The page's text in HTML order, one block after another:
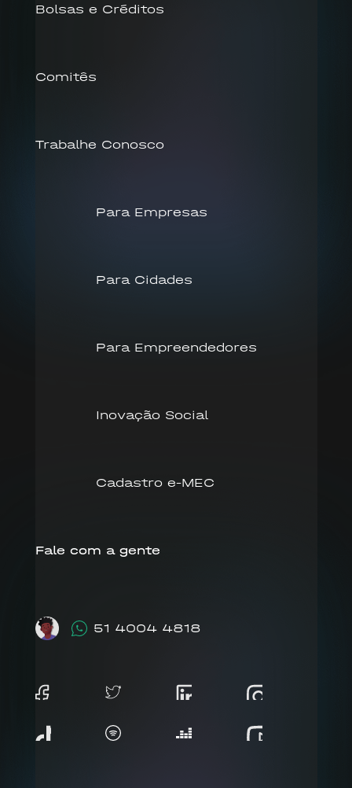
Bolsas e Créditos
Comitês
Trabalhe Conosco
Para Empresas
Para Cidades
Para Empreendedores
Inovação Social
Cadastro e-MEC
Fale com a gente
51 4004 4818